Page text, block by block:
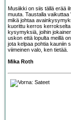
Musiikki on siis tällä erää
muuta. Taustalla
mikä johtaa
kuorittu kerros
kysymyksiä, joihin
uskon että lopulta meillä
jota kelpaa pohtia kauniin
viimeinen valo, ken tietää.
Mika Roth